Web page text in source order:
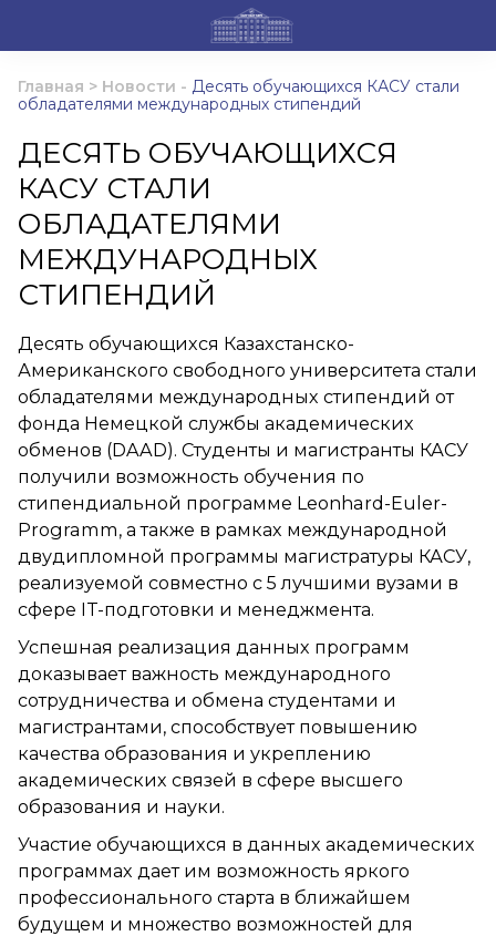
Главная > Новости - Десять обучающихся КАСУ стали
обладателями международных стипендий
ДЕСЯТЬ ОБУЧАЮЩИХСЯ
КАСУ СТАЛИ
ОБЛАДАТЕЛЯМИ
МЕЖДУНАРОДНЫХ
СТИПЕНДИЙ
Десять обучающихся Казахстанско-
Американского свободного университета стали
обладателями международных стипендий от
фонда Немецкой службы академических
обменов (DAAD). Студенты и магистранты КАСУ
получили возможность обучения по
стипендиальной программе Leonhard-Euler-
Programm, а также в рамках международной
двудипломной программы магистратуры КАСУ,
реализуемой совместно с 5 лучшими вузами в
сфере IT-подготовки и менеджмента.
Успешная реализация данных программ
доказывает важность международного
сотрудничества и обмена студентами и
магистрантами, способствует повышению
качества образования и укреплению
академических связей в сфере высшего
образования и науки.
Участие обучающихся в данных академических
программах дает им возможность яркого
профессионального старта в ближайшем
будущем и множество возможностей для